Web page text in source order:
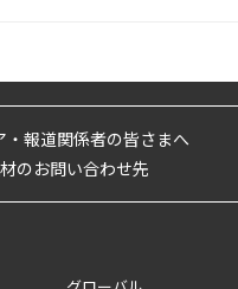
・報道関係者の皆さまへ
のお問い合わせ先